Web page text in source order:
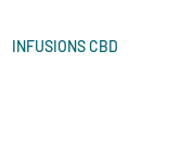
INFUSIONS CBD